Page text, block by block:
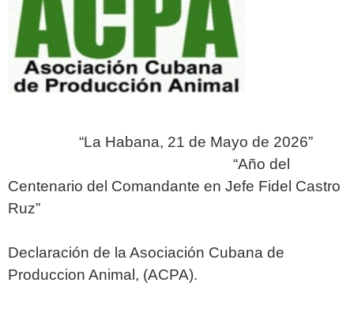
“La Habana, 21 de Mayo de 2026”
“Año del
Centenario del Comandante en Jefe Fidel Castro
Ruz”
Declaración de la Asociación Cubana de
Produccion Animal, (ACPA).